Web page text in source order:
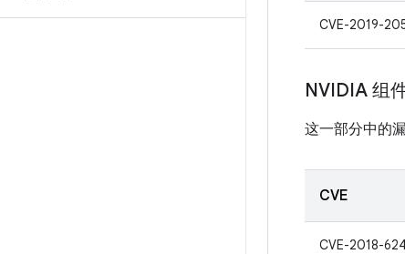
CVE-2019-
NVIDIA 组
这一部分中的
CVE
CVE-2018-